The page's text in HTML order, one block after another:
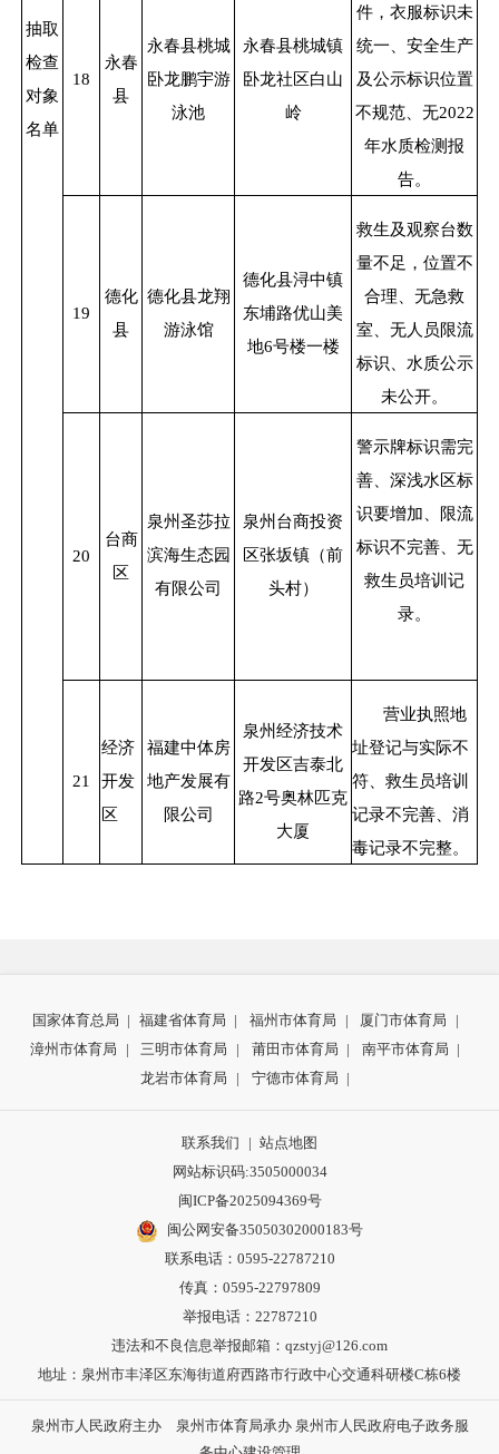
抽取
检查
对象
名单
18
永春
县
永春县桃城
卧龙鹏宇游
泳池
永春县桃城镇
卧龙社区白山
岭
件，衣服标识未
统一、安全生产
及公示标识位置
不规范、无2022
年水质检测报
告。
19
德化
县
德化县龙翔
游泳馆
德化县浔中镇
东埔路优山美
地6号楼一楼
救生及观察台数
量不足，位置不
合理、无急救
室、无人员限流
标识、水质公示
未公开。
20
台商
区
泉州圣莎拉
滨海生态园
有限公司
泉州台商投资
区张坂镇（前
头村）
警示牌标识需完
善、深浅水区标
识要增加、限流
标识不完善、无
救生员培训记
录。
21
经济
开发
区
福建中体房
地产发展有
限公司
泉州经济技术
开发区吉泰北
路2号奥林匹克
大厦
营业执照地
址登记与实际不
符、救生员培训
记录不完善、消
毒记录不完整。
国家体育总局 | 福建省体育局 | 福州市体育局 | 厦门市体育局
|
漳州市体育局
| 三明市体育局 | 莆田市体育局 | 南平市体育局 |
龙岩市体育局
| 宁德市体育局 |
联系我们 | 站点地图
网站标识码:3505000034
闽ICP备2025094369号
闽公网安备35050302000183号
联系电话：0595-22787210
传真：0595-22797809
举报电话：22787210
违法和不良信息举报邮箱：qzstyj@126.com
地址：泉州市丰泽区东海街道府西路市行政中心交通科研楼C栋6楼
泉州市人民政府主办 泉州市体育局承办 泉州市人民政府电子政务服